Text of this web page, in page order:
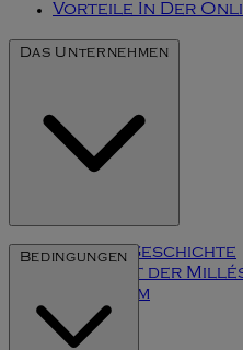
Vorteile In Der
Das Unternehmen
Unsere Geschichte
Die Kunst der
Impressum
Bedingungen